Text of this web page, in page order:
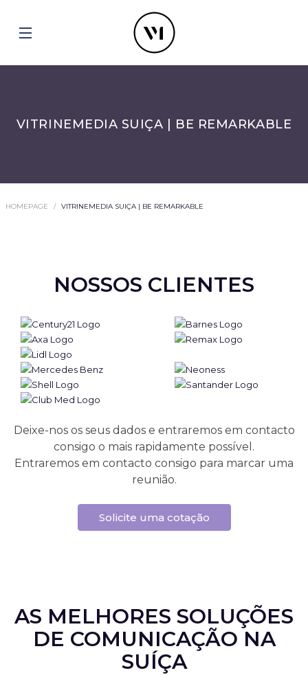
VITRINEMEDIA SUIÇA | BE REMARKABLE
HOMEPAGE VITRINEMEDIA SUIÇA | BE REMARKABLE
NOSSOS CLIENTES
Deixe-nos os seus dados e entraremos em contacto
consigo o mais rapidamente possível.
Entraremos em contacto consigo para marcar uma
reunião.
Solicite uma cotação
AS MELHORES SOLUÇÕES
DE COMUNICAÇÃO NA
SUÍÇA